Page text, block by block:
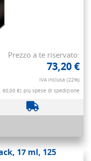
Prezzo a te riservato:
73,20 €
IVA inclusa (22%)
60,00 €) più spese di spedizione
17 ml, 125